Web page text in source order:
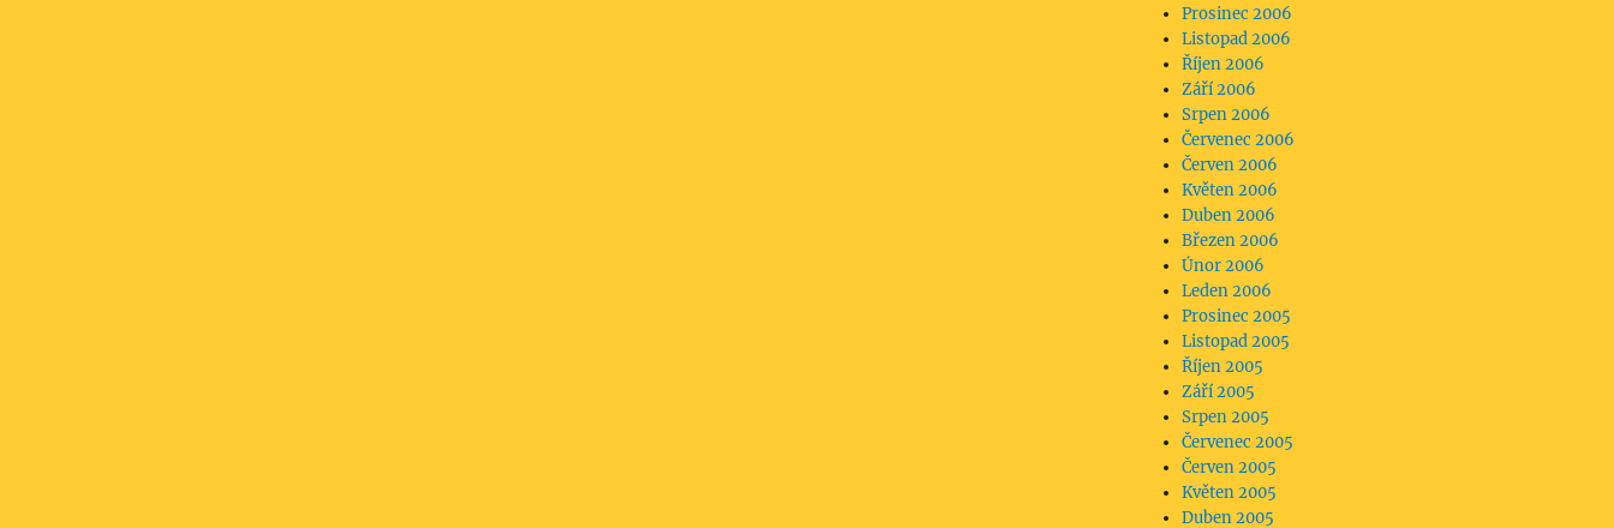
Prosinec 2006
Listopad 2006
Říjen 2006
Září 2006
Srpen 2006
Červenec 2006
Červen 2006
Květen 2006
Duben 2006
Březen 2006
Únor 2006
Leden 2006
Prosinec 2005
Listopad 2005
Říjen 2005
Září 2005
Srpen 2005
Červenec 2005
Červen 2005
Květen 2005
Duben 2005